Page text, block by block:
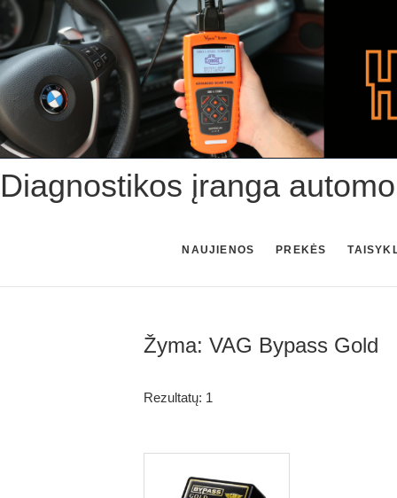
Skip
to
content
Diagnostikos įranga
NAUJIENOS PREKĖS
Žyma: VAG Bypass Gold
Rezultatų: 1